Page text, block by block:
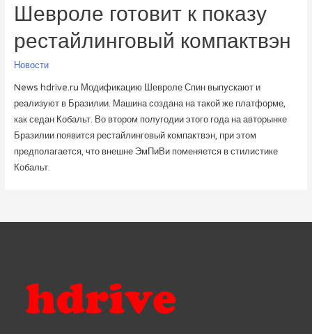
Шевроле готовит к показу
рестайлинговый компактвэн
Новости
News hdrive.ru Модификацию Шевроле Спин выпускают и
реализуют в Бразилии. Машина создана на такой же платформе,
как седан Кобальт. Во втором полугодии этого года на авторынке
Бразилии появится рестайлинговый компактвэн, при этом
предполагается, что внешне ЭмПиВи поменяется в стилистике
Кобальт.